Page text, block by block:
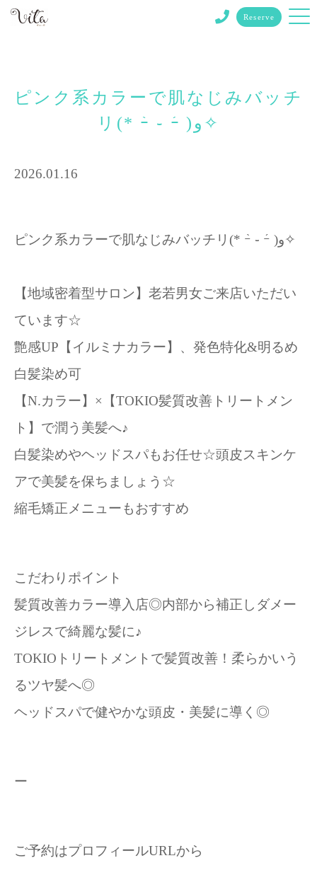
Reserve
ピンク系カラーで肌なじみバッチ
リ(* ｰ̀ ֊ ｰ́ )و✧
2026.01.16
ピンク系カラーで肌なじみバッチリ(* ｰ̀ ֊ ｰ́ )و✧
【地域密着型サロン】老若男女ご来店いただい
ています☆
艶感UP【イルミナカラー】、発色特化&明るめ
白髪染め可
【N.カラー】×【TOKIO髪質改善トリートメン
ト】で潤う美髪へ♪
白髪染めやヘッドスパもお任せ☆頭皮スキンケ
アで美髪を保ちましょう☆
縮毛矯正メニューもおすすめ
こだわりポイント
髪質改善カラー導入店◎内部から補正しダメー
ジレスで綺麗な髪に♪
TOKIOトリートメントで髪質改善！柔らかいう
るツヤ髪へ◎
ヘッドスパで健やかな頭皮・美髪に導く◎
ー
ご予約はプロフィールURLから